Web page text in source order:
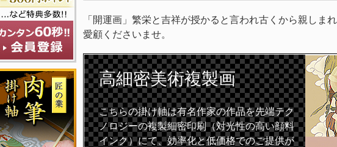
「開運画」繁栄と吉祥が授かると言われ古くから親しま
愛顧くださいませ。
高細密美術複製画
こちらの掛け軸は有名作家の作品を先端テク
ノロジーの複製細密印刷（対光性の高い顔料
インク）にて、効率化と低価格でのご提供が